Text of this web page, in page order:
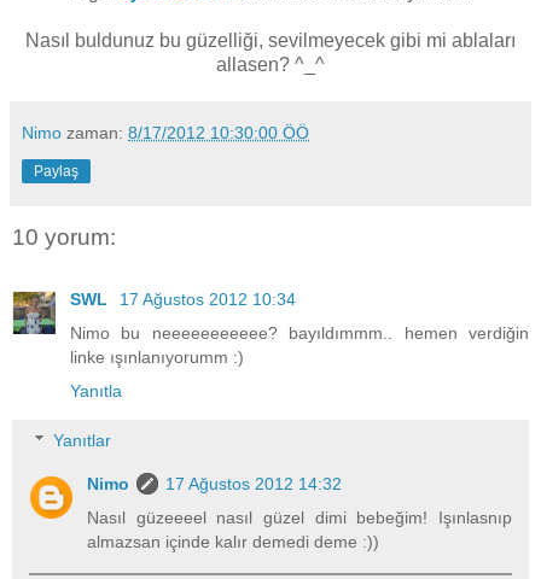
Nasıl buldunuz bu güzelliği, sevilmeyecek gibi mi ablaları
allasen? ^_^
Nimo zaman: 8/17/2012 10:30:00 ÖÖ
Paylaş
10 yorum:
SWL
17 Ağustos 2012 10:34
Nimo bu neeeeeeeeeee? bayıldımmm.. hemen verdiğin
linke ışınlanıyorumm :)
Yanıtla
Yanıtlar
Nimo
17 Ağustos 2012 14:32
Nasıl güzeeeel nasıl güzel dimi bebeğim! Işınlasnıp
almazsan içinde kalır demedi deme :))